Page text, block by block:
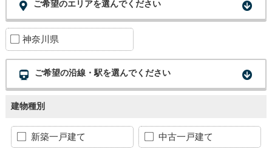
ご希望のエリアを選んでください
神奈川県
ご希望の沿線・駅を選んでください
建物種別
新築一戸建て 中古一戸建て